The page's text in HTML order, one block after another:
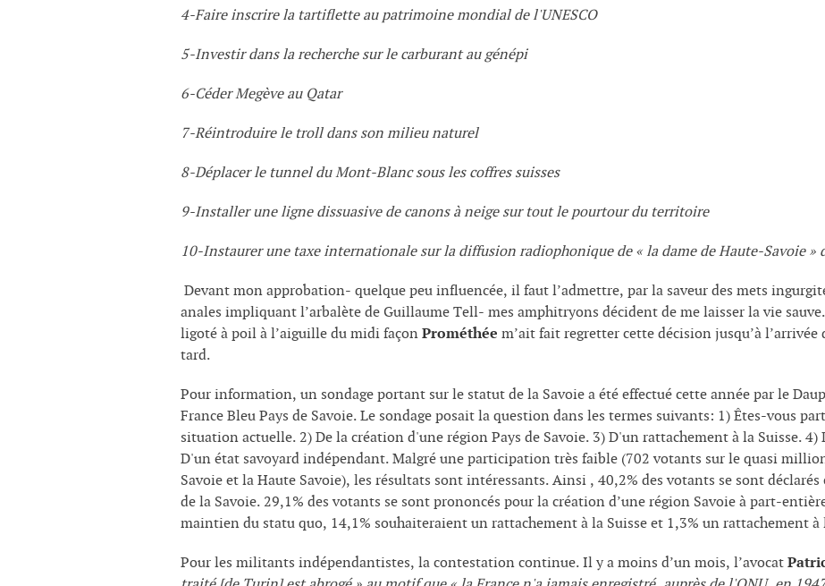
4-Faire inscrire la tartiflette au patrimoine mondial de l'UNESCO
5-Investir dans la recherche sur le carburant au génépi
6-Céder Megève au Qatar
7-Réintroduire le troll dans son milieu naturel
8-Déplacer le tunnel du Mont-Blanc sous les coffres suisses
9-Installer une ligne dissuasive de canons à neige sur tout le pourtour du territoire
10-Instaurer une taxe internationale sur la diffusion radiophonique de « la dame de Haute-Savoie »
Devant mon approbation- quelque peu influencée, il faut l’admettre, par la saveur des mets
anales impliquant l’arbalète de Guillaume Tell- mes amphitryons décident de me laisser la vie
ligoté à poil à l’aiguille du midi façon Prométhée m’ait fait regretter cette décision jusqu’à l’arrivée
tard.
Pour information, un sondage portant sur le statut de la Savoie a été effectué cette année par le
France Bleu Pays de Savoie. Le sondage posait la question dans les termes suivants: 1) Êtes-vous
situation actuelle. 2) De la création d'une région Pays de Savoie. 3) D'un rattachement à la Suisse.
D'un état savoyard indépendant. Malgré une participation très faible (702 votants sur le quasi
Savoie et la Haute Savoie), les résultats sont intéressants. Ainsi , 40,2% des votants se sont déclarés
de la Savoie. 29,1% des votants se sont prononcés pour la création d’une région Savoie à part-
maintien du statu quo, 14,1% souhaiteraient un rattachement à la Suisse et 1,3% un rattachement à
Pour les militants indépendantistes, la contestation continue. Il y a moins d’un mois, l’avocat